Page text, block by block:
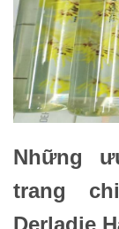
Những
trang